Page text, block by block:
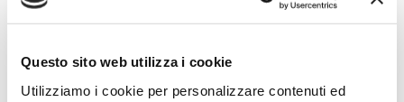
Questo sito web utilizza i cookie
Utilizziamo i cookie per personalizzare contenuti ed
BANCAFORTE TV
Fracassi (Multiply Group): "L’AI va
progettata dentro i processi,
insieme ai controlli”